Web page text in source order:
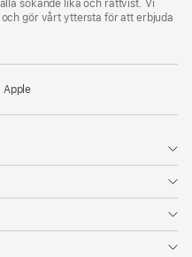
sökande lika och rättvist. Vi
gör vårt yttersta för att erbjuda
Apple